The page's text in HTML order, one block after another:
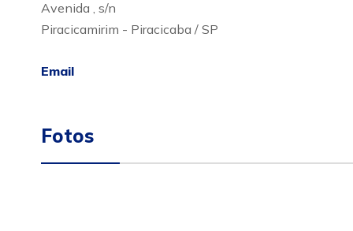
Avenida , s/n
Piracicamirim - Piracicaba / SP
Email
Fotos